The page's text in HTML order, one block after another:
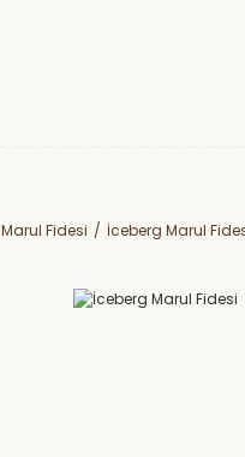
Marul Fidesi İceberg Marul